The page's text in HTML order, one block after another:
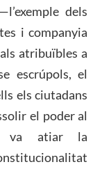
dels
i companyia
atribuïbles a
escrúpols, el
els ciutadans
el poder al
va atiar la